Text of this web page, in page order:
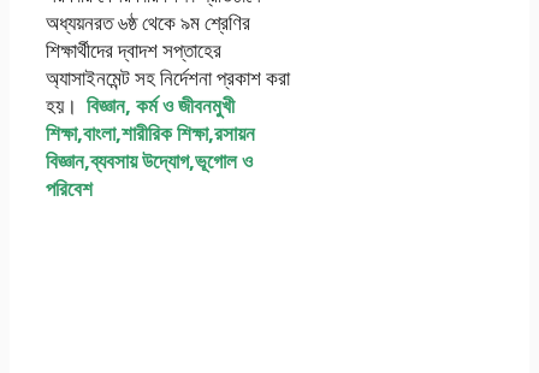
অধ্যয়নরত ৬ষ্ঠ থেকে ৯ম শ্রেণির
শিক্ষার্থীদের দ্বাদশ সপ্তাহের
অ্যাসাইনমেন্ট সহ নির্দেশনা প্রকাশ করা
হয়। বিজ্ঞান, কর্ম ও জীবনমুখী
শিক্ষা,বাংলা,শারীরিক শিক্ষা,রসায়ন
বিজ্ঞান,ব্যবসায় উদ্যোগ,ভূগোল ও
পরিবেশ